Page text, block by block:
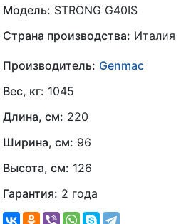
Модель: STRONG G40IS
Страна производства: Италия
Производитель: Genmac
Вес, кг: 1045
Длина, см: 220
Ширина, см: 96
Высота, см: 126
Гарантия: 2 года